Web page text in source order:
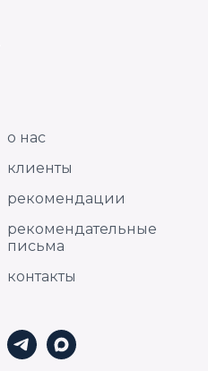
о нас
клиенты
рекомендации
рекомендательные
письма
контакты